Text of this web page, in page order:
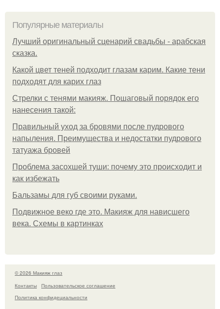
Популярные материалы
Лучший оригинальный сценарий свадьбы - арабская
сказка.
Какой цвет теней подходит глазам карим. Какие тени
подходят для карих глаз
Стрелки с тенями макияж. Пошаговый порядок его
нанесения такой:
Правильный уход за бровями после пудрового
напыления. Преимущества и недостатки пудрового
татуажа бровей
Проблема засохшей туши: почему это происходит и
как избежать
Бальзамы для губ своими руками.
Подвижное веко где это. Макияж для нависшего
века. Схемы в картинках
© 2026 Макияж глаз
Контакты
Пользовательское соглашение
Политика конфидециальности